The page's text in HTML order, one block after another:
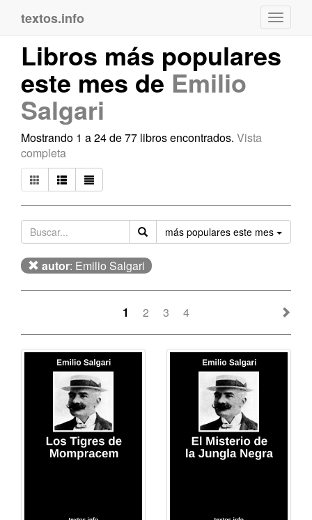
textos.info
Libros más populares
este mes deEmilio
Salgari
Mostrando 1 a 24 de 77 libros encontrados. Vista
completa
más populares este mes
autor: Emilio Salgari
1 2 3 4